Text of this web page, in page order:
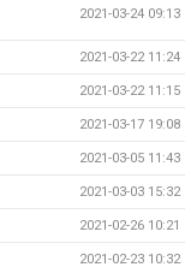
2021-03-24 09:13
2021-03-22 11:24
2021-03-22 11:15
2021-03-17 19:08
2021-03-05 11:43
2021-03-03 15:32
2021-02-26 10:21
2021-02-23 10:32